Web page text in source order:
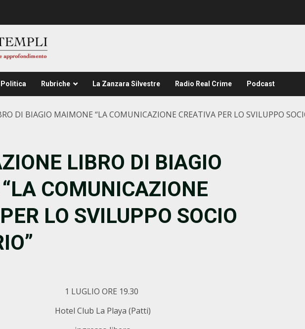
Politica Rubriche La Zanzara Silvestre Radio Real Crime Podcast
DI BIAGIO MAIMONE “LA COMUNICAZIONE CREATIVA PER LO SVILUPPO
LIBRO DI BIAGIO
COMUNICAZIONE
LO SVILUPPO SOCIO
1 LUGLIO ORE 19.30
Hotel Club La Playa (Patti)